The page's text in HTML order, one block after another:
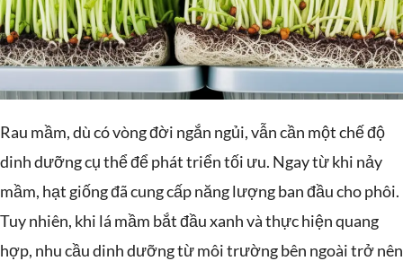
Rau mầm, dù có vòng đời ngắn ngủi, vẫn cần một chế độ
dinh dưỡng cụ thể để phát triển tối ưu. Ngay từ khi nảy
mầm, hạt giống đã cung cấp năng lượng ban đầu cho phôi.
Tuy nhiên, khi lá mầm bắt đầu xanh và thực hiện quang
hợp, nhu cầu dinh dưỡng từ môi trường bên ngoài trở nên